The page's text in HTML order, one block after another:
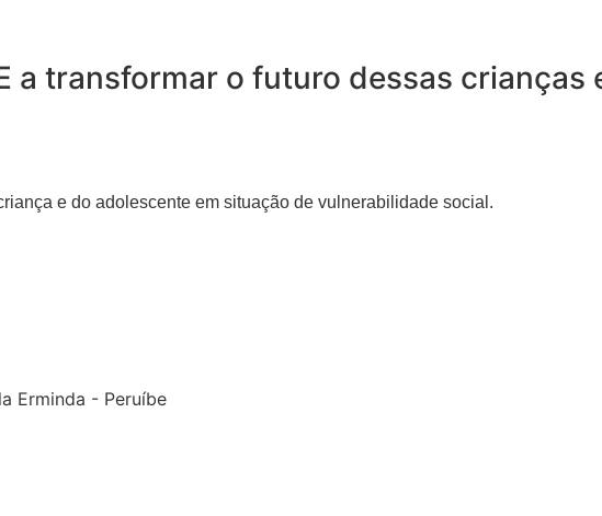
a transformar o futuro dessas crianças
e do adolescente em situação de vulnerabilidade social.
Erminda - Peruíbe